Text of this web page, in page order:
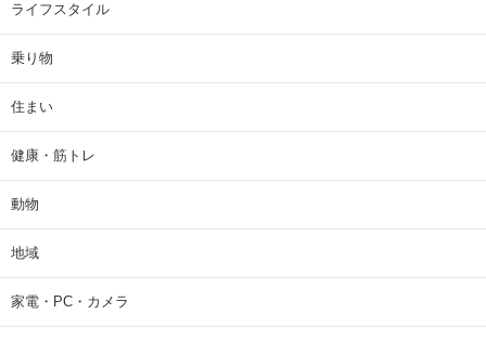
ライフスタイル
乗り物
住まい
健康・筋トレ
動物
地域
家電・PC・カメラ